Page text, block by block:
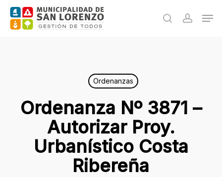
Skip
search
Ordenanzas
Ordenanza Nº 3871 –
Autorizar Proy.
Urbanístico Costa
Ribereña